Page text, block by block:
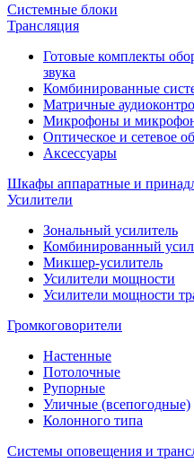
Системные блоки
Трансляция
Готовые комплекты
звука
Комбинированные
Матричные
Микрофоны и
Оптическое и сетевое
Аксессуары
Шкафы аппаратные и
Усилители
Зональный усилитель
Комбинированный
Микшер-усилитель
Усилители мощности
Усилители мощности
Громкоговорители
Настенные
Потолочные
Рупорные
Уличные (всепогодные)
Колонного типа
Системы оповещения и